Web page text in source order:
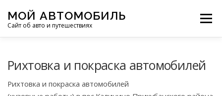
содержимому
МОЙ АВТОМОБИЛЬ
Сайт об авто и путешествиях
Меню
МОТОЦИКЛЫ ЭТО ИНТЕРЕСНО
Рихтовка и покраска автомобилей
Рихтовка и покраска автомобилей